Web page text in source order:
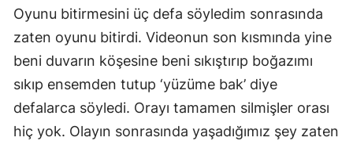
Oyunu bitirmesini üç defa söyledim sonrasında
zaten oyunu bitirdi. Videonun son kısmında yine
beni duvarın köşesine beni sıkıştırıp boğazımı
sıkıp ensemden tutup ‘yüzüme bak’ diye
defalarca söyledi. Orayı tamamen silmişler orası
hiç yok. Olayın sonrasında yaşadığımız şey zaten